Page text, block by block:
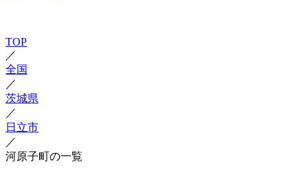
TOP
／
全国
／
茨城県
／
日立市
／
河原子町の一覧